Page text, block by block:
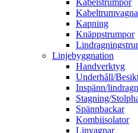
Kapning
Knäppstrumpor
Linjebyggnation
Handverktyg
Underhåll/
Inspänn/
Stagning/
Spännbackar
Kombiisolator
Linvagnar